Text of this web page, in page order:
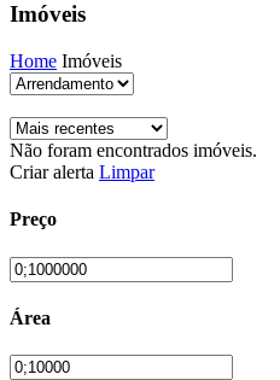
Imóveis
Home Imóveis
Não foram encontrados imóveis.
Criar alerta Limpar
Preço
Área